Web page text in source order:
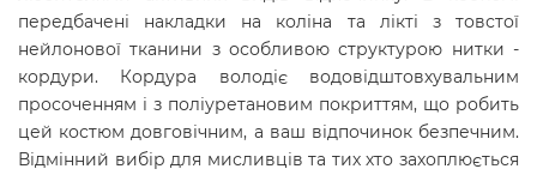
передбачені накладки на коліна та лікті з товстої
нейлонової тканини з особливою структурою нитки -
кордури. Кордура володіє водовідштовхувальним
просоченням і з поліуретановим покриттям, що робить
цей костюм довговічним, а ваш відпочинок безпечним.
Відмінний вибір для мисливців та тих хто захоплюється